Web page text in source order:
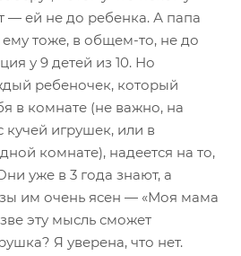
— ей не до ребенка. А папа
тоже, в общем-то, не до
у 9 детей из 10. Но
ребеночек, который
в комнате (не важно, на
игрушек, или в
комнате), надеется на то,
уже в 3 года знают, а
им очень ясен — «Моя мама
эту мысль сможет
Я уверена, что нет.